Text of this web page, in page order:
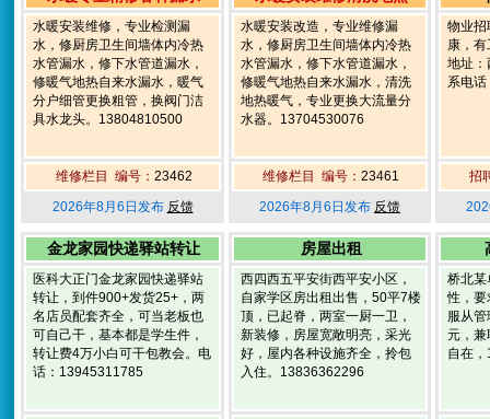
水暖安装维修，专业检测漏
水，修厨房卫生间墙体内冷热
水管漏水，修下水管道漏水，
修暖气地热自来水漏水，暖气
分户细管更换粗管，换阀门洁
具水龙头。13804810500
维修栏目 编号： 23462
2026年8月6日发布 反馈
水暖安装改造，专业维修漏
水，修厨房卫生间墙体内冷热
水管漏水，修下水管道漏水，
修暖气地热自来水漏水，清洗
地热暖气，专业更换大流量分
水器。13704530076
维修栏目 编号： 23461
2026年8月6日发布 反馈
物业招
康，
地址：
系电
招
金龙家园快递驿站转让
医科大正门金龙家园快递驿站
转让，到件900+发货25+，两
名店员配套齐全，可当老板也
可自己干，基本都是学生件，
转让费4万小白可干包教会。电
话：13945311785
房屋出租
西四西五平安街西平安小区，
自家学区房出租出售，50平7楼
顶，已起脊，两室一厨一卫，
新装修，房屋宽敞明亮，采光
好，屋内各种设施齐全，拎包
入住。13836362296
桥北某
性，要
服从
元，兼
自在